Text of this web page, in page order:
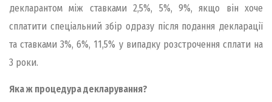
декларантом між ставками 2,5%, 5%, 9%, якщо він хоче
сплатити спеціальний збір одразу після подання декларації
та ставками 3%, 6%, 11,5% у випадку розстрочення сплати на
3 роки.
Яка ж процедура декларування?